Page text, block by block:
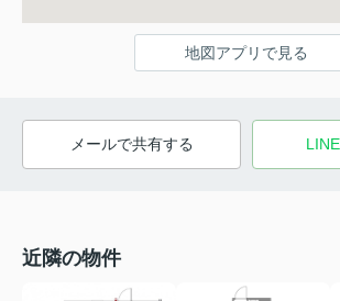
地図アプリで見る
メールで共有する
近隣の物件